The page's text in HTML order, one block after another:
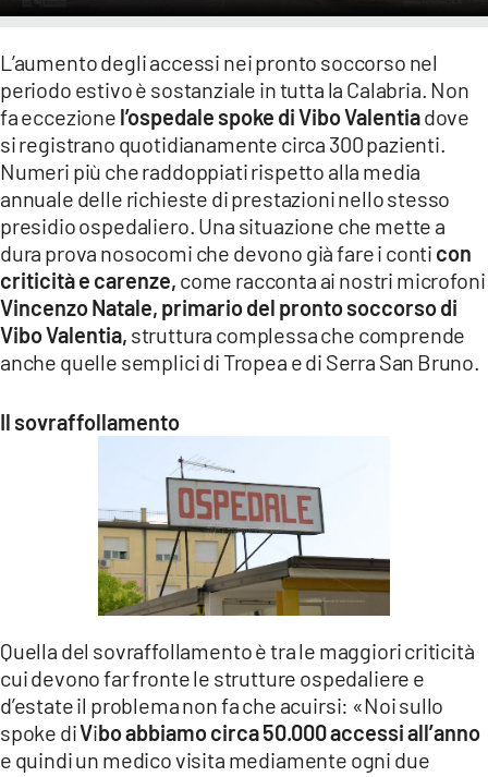
LACAPITALENEWS.IT
App
ANDROID
APPLE
L’aumento degli accessi nei pronto soccorso nel
periodo estivo è sostanziale in tutta la Calabria. Non
fa eccezione l’ospedale spoke di Vibo Valentiadove
si registrano quotidianamente circa 300 pazienti.
Numeri più che raddoppiati rispetto alla media
annuale delle richieste di prestazioni nello stesso
presidio ospedaliero. Una situazione che mette a
dura prova nosocomi che devono già fare i conti con
criticità e carenze, come racconta ai nostri microfoni
Vincenzo Natale, primario del pronto soccorso di
Vibo Valentia, struttura complessa che comprende
anche quelle semplici di Tropea e di Serra San Bruno.
Il sovraffollamento
Quella del sovraffollamento è tra le maggiori criticità
cui devono far fronte le strutture ospedaliere e
d’estate il problema non fa che acuirsi: «Noi sullo
spoke diVibo abbiamo circa 50.000 accessi all’anno
e quindi un medico visita mediamente ogni due